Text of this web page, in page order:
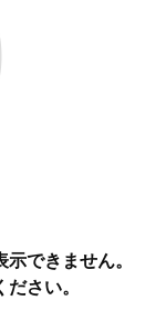
できません。
さい。